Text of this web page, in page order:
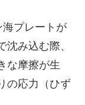
海プレートが
み込む際、
な摩擦が生
の応力（ひず